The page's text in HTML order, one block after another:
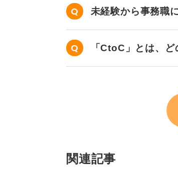
未経験から事務職
「CtoC」とは、
関連記事